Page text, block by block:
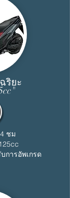
ริยะ
ชม
การอัพเกรด